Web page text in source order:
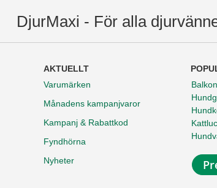
DjurMaxi - För alla
AKTUELLT
Varumärken
Månadens kampanjvaror
Kampanj & Rabattkod
Fyndhörna
Nyheter